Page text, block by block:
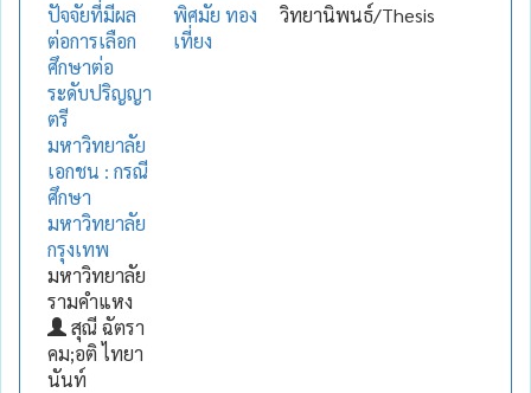
ปัจจัยที่มีผล
ต่อการเลือก
ศึกษาต่อ
ระดับปริญญา
ตรี
มหาวิทยาลัย
เอกชน : กรณี
ศึกษา
มหาวิทยาลัย
กรุงเทพ
มหาวิทยาลัย
รามคำแหง
สุณี ฉัตรา
คม;อติ ไทยา
นันท์
พิศมัย ทอง
เที่ยง
วิทยานิพนธ์/Thesis